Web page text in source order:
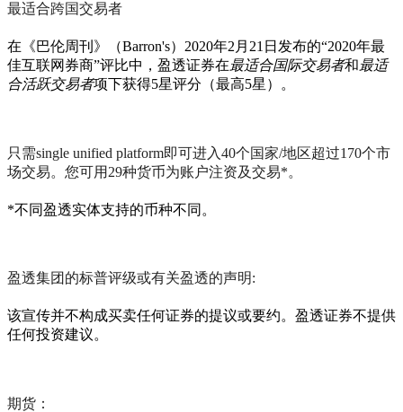
最适合跨国交易者
在《巴伦周刊》（Barron's）2020年2月21日发布的“2020年最
佳互联网券商”评比中，盈透证券在最适合国际交易者和最适
合活跃交易者项下获得5星评分（最高5星）。
只需single unified platform即可进入40个国家/地区超过170个市
场交易。您可用29种货币为账户注资及交易*。
*不同盈透实体支持的币种不同。
盈透集团的标普评级或有关盈透的声明:
该宣传并不构成买卖任何证券的提议或要约。盈透证券不提供
任何投资建议。
期货：